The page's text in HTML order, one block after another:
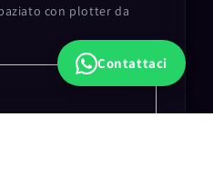
con plotter da
Contattaci